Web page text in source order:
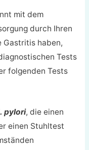
mit dem
durch Ihren
Gastritis haben,
Tests
folgenden Tests
pylori, die einen
einen Stuhltest